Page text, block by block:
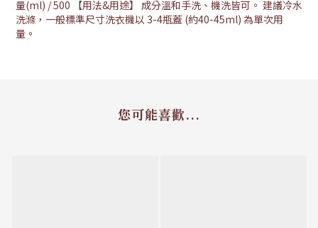
量(ml) / 500 【用法&用途】 成分溫和手洗、機洗皆可。 建議冷水
洗滌，一般標準尺寸洗衣機以 3-4瓶蓋 (約40-45ml) 為單次用
量。
您可能喜歡...